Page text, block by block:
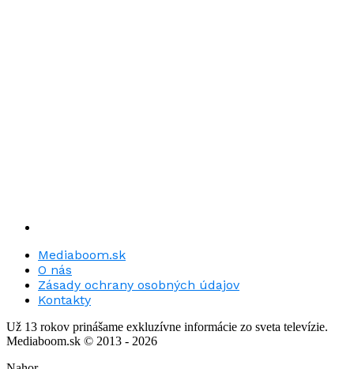
Mediaboom.sk
O nás
Zásady ochrany osobných údajov
Kontakty
Už 13 rokov prinášame exkluzívne informácie zo sveta televízie.
Mediaboom.sk © 2013 - 2026